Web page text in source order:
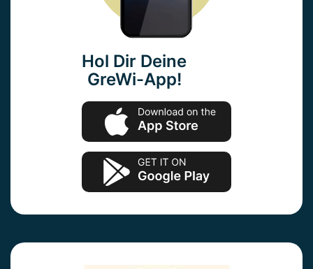
Hol Dir Deine
GreWi-App!